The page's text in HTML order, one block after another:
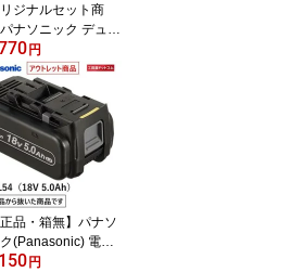
リジナルセット商
ナソニック デュア
14.4V全ネジカッ
EZ45A8X-B （本体
）・ケースEZ9674
電池パックと充電器
属していません〕
ースに本体を収納し
届けします】
円
正品・箱無】パナソ
(Panasonic) 電池
18V 5.0Ah EZ9L5
円